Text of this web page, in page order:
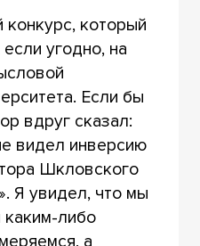
который
угодно, на
Если бы
вдруг сказал:
видел инверсию
Шкловского
Я увидел, что мы
каким-либо